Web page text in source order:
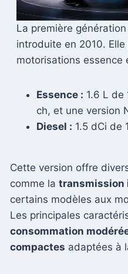
La première
introduite en 2010.
motorisations essence
Essence : 1.6 L de
ch, et une version
Diesel : 1.5 dCi de
Cette version offre
comme la transmission
certains modèles aux
Les principales
consommation
compactes adaptées à